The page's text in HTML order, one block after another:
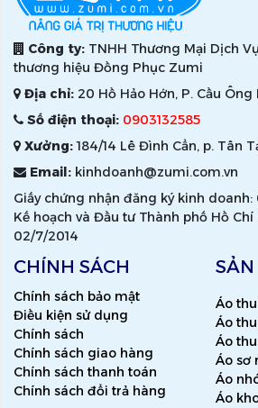
Công ty: TNHH Thương Mại Dịch
thương hiệu Đồng Phục Zumi
Địa chỉ: 20 Hồ Hảo Hớn, P. Cầu Ông
Số điện thoại: 0903132585
Xưởng:184/14 Lê Đình Cẩn, p. Tân
Email: kinhdoanh@zumi.com.vn
Giấy chứng nhận đăng ký kinh
Kế hoạch và Đầu tư Thành phố Hồ
02/7/2014
CHÍNH SÁCH
Chính sách bảo mật
Điều kiện sử dụng
Chính sách
Chính sách giao hàng
Chính sách thanh toán
Chính sách đổi trả hàng
Áo
Áo
Áo
Áo sơ
Áo
Áo